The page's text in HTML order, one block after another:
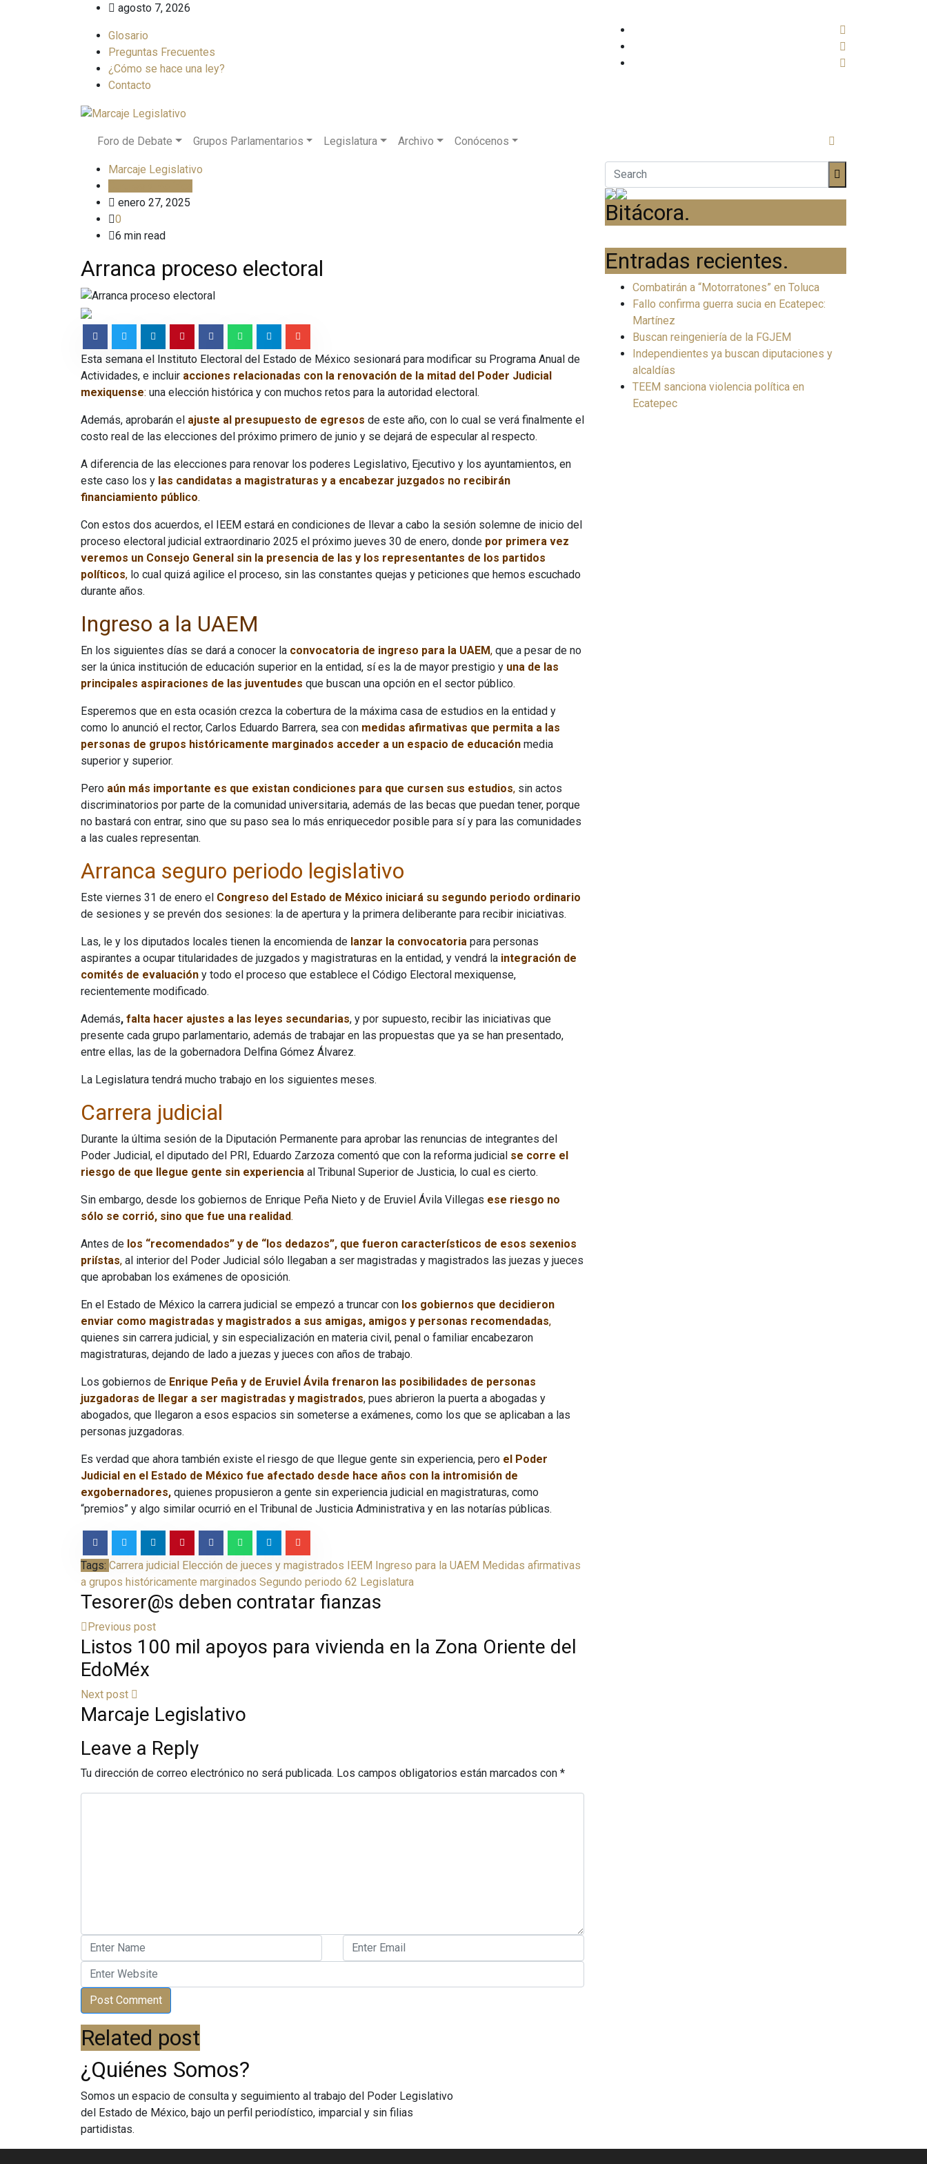
agosto 7, 2026
Glosario
Preguntas Frecuentes
¿Cómo se hace una ley?
Contacto
Foro de Debate Grupos Parlamentarios Legislatura Archivo Conócenos
Marcaje Legislativo
enero 27, 2025
0
6 min read
Arranca proceso electoral
Esta semana el Instituto Electoral del Estado de México sesionará para modificar su Programa Anual de
Actividades, e incluir acciones relacionadas con la renovación de la mitad del Poder Judicial
mexiquense: una elección histórica y con muchos retos para la autoridad electoral.
Además, aprobarán el ajuste al presupuesto de egresos de este año, con lo cual se verá finalmente el
costo real de las elecciones del próximo primero de junio y se dejará de especular al respecto.
A diferencia de las elecciones para renovar los poderes Legislativo, Ejecutivo y los ayuntamientos, en
este caso los y las candidatas a magistraturas y a encabezar juzgados no recibirán
financiamiento público.
Con estos dos acuerdos, el IEEM estará en condiciones de llevar a cabo la sesión solemne de inicio del
proceso electoral judicial extraordinario 2025 el próximo jueves 30 de enero, donde por primera vez
veremos un Consejo General sin la presencia de las y los representantes de los partidos
políticos, lo cual quizá agilice el proceso, sin las constantes quejas y peticiones que hemos escuchado
durante años.
Ingreso a la UAEM
En los siguientes días se dará a conocer la convocatoria de ingreso para la UAEM, que a pesar de no
ser la única institución de educación superior en la entidad, sí es la de mayor prestigio y una de las
principales aspiraciones de las juventudes que buscan una opción en el sector público.
Esperemos que en esta ocasión crezca la cobertura de la máxima casa de estudios en la entidad y
como lo anunció el rector, Carlos Eduardo Barrera, sea con medidas afirmativas que permita a las
personas de grupos históricamente marginados acceder a un espacio de educación media
superior y superior.
Pero aún más importante es que existan condiciones para que cursen sus estudios, sin actos
discriminatorios por parte de la comunidad universitaria, además de las becas que puedan tener, porque
no bastará con entrar, sino que su paso sea lo más enriquecedor posible para sí y para las comunidades
a las cuales representan.
Arranca seguro periodo legislativo
Este viernes 31 de enero el Congreso del Estado de México iniciará su segundo periodo ordinario
de sesiones y se prevén dos sesiones: la de apertura y la primera deliberante para recibir iniciativas.
Las, le y los diputados locales tienen la encomienda de lanzar la convocatoria para personas
aspirantes a ocupar titularidades de juzgados y magistraturas en la entidad, y vendrá la integración de
comités de evaluación y todo el proceso que establece el Código Electoral mexiquense,
recientemente modificado.
Además, falta hacer ajustes a las leyes secundarias, y por supuesto, recibir las iniciativas que
presente cada grupo parlamentario, además de trabajar en las propuestas que ya se han presentado,
entre ellas, las de la gobernadora Delfina Gómez Álvarez.
La Legislatura tendrá mucho trabajo en los siguientes meses.
Carrera judicial
Durante la última sesión de la Diputación Permanente para aprobar las renuncias de integrantes del
Poder Judicial, el diputado del PRI, Eduardo Zarzoza comentó que con la reforma judicial se corre el
riesgo de que llegue gente sin experiencia al Tribunal Superior de Justicia, lo cual es cierto.
Sin embargo, desde los gobiernos de Enrique Peña Nieto y de Eruviel Ávila Villegas ese riesgo no
sólo se corrió, sino que fue una realidad.
Antes de los “recomendados” y de “los dedazos”, que fueron característicos de esos sexenios
priístas, al interior del Poder Judicial sólo llegaban a ser magistradas y magistrados las juezas y jueces
que aprobaban los exámenes de oposición.
En el Estado de México la carrera judicial se empezó a truncar con los gobiernos que decidieron
enviar como magistradas y magistrados a sus amigas, amigos y personas recomendadas,
quienes sin carrera judicial, y sin especialización en materia civil, penal o familiar encabezaron
magistraturas, dejando de lado a juezas y jueces con años de trabajo.
Los gobiernos de Enrique Peña y de Eruviel Ávila frenaron las posibilidades de personas
juzgadoras de llegar a ser magistradas y magistrados, pues abrieron la puerta a abogadas y
abogados, que llegaron a esos espacios sin someterse a exámenes, como los que se aplicaban a las
personas juzgadoras.
Es verdad que ahora también existe el riesgo de que llegue gente sin experiencia, pero el Poder
Judicial en el Estado de México fue afectado desde hace años con la intromisión de
exgobernadores, quienes propusieron a gente sin experiencia judicial en magistraturas, como
“premios” y algo similar ocurrió en el Tribunal de Justicia Administrativa y en las notarías públicas.
Tags: Carrera judicial Elección de jueces y magistrados IEEM Ingreso para la UAEM Medidas afirmativas
a grupos históricamente marginados Segundo periodo 62 Legislatura
Tesorer@s deben contratar fianzas
Previous post
Listos 100 mil apoyos para vivienda en la Zona Oriente del
EdoMéx
Next post
Marcaje Legislativo
Leave a Reply
Tu dirección de correo electrónico no será publicada. Los campos obligatorios están marcados con *
Related post
Bitácora.
Entradas recientes.
Combatirán a “Motorratones” en Toluca
Fallo confirma guerra sucia en Ecatepec:
Martínez
Buscan reingeniería de la FGJEM
Independientes ya buscan diputaciones y
alcaldías
TEEM sanciona violencia política en
Ecatepec
¿Quiénes Somos?
Somos un espacio de consulta y seguimiento al trabajo del Poder Legislativo
del Estado de México, bajo un perfil periodístico, imparcial y sin filias
partidistas.